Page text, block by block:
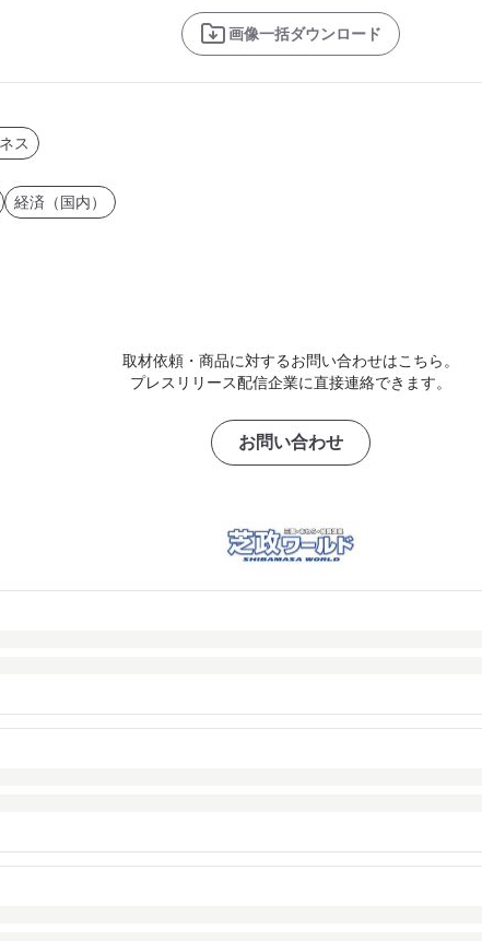
画像一括ダウンロード
ス
経済（国内）
取材依頼・商品に対するお問い合わせはこちら。
プレスリリース配信企業に直接連絡できます。
お問い合わせ